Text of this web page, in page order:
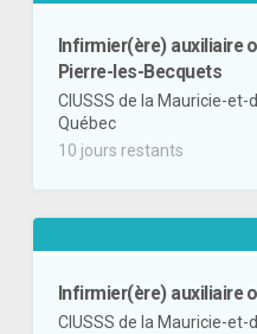
Infirmier(ère) auxiliaire
Pierre-les-Becquets
CIUSSS de la Mauricie-et-
Québec
10 jours restants
Infirmier(ère) auxiliaire
CIUSSS de la Mauricie-et-